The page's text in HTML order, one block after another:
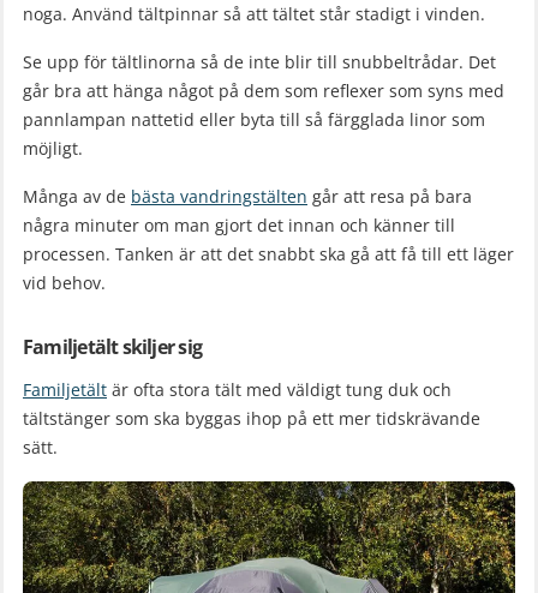
noga. Använd tältpinnar så att tältet står stadigt i vinden.
Se upp för tältlinorna så de inte blir till snubbeltrådar. Det
går bra att hänga något på dem som reflexer som syns med
pannlampan nattetid eller byta till så färgglada linor som
möjligt.
Många av de bästa vandringstälten går att resa på bara
några minuter om man gjort det innan och känner till
processen. Tanken är att det snabbt ska gå att få till ett läger
vid behov.
Familjetält skiljer sig
Familjetält är ofta stora tält med väldigt tung duk och
tältstänger som ska byggas ihop på ett mer tidskrävande
sätt.